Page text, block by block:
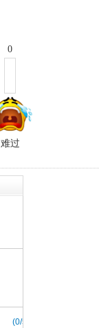
0
难过
(0/500)